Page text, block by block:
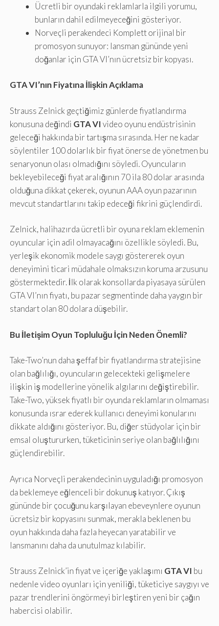
Ücretli bir oyundaki reklamlarla ilgili yorumu,
bunların dahil edilmeyeceğini gösteriyor.
Norveçli perakendeci Komplett orijinal bir
promosyon sunuyor: lansman gününde yeni
doğanlar için GTA VI’nın ücretsiz bir kopyası.
GTA VI’nın Fiyatına İlişkin Açıklama
Strauss Zelnick geçtiğimiz günlerde fiyatlandırma
konusuna değindi GTA VIvideo oyunu endüstrisinin
geleceği hakkında bir tartışma sırasında. Her ne kadar
söylentiler 100 dolarlık bir fiyat önerse de yönetmen bu
senaryonun olası olmadığını söyledi. Oyuncuların
bekleyebileceği fiyat aralığının 70 ila 80 dolar arasında
olduğuna dikkat çekerek, oyunun AAA oyun pazarının
mevcut standartlarını takip edeceği fikrini güçlendirdi.
Zelnick, halihazırda ücretli bir oyuna reklam eklemenin
oyuncular için adil olmayacağını özellikle söyledi. Bu,
yerleşik ekonomik modele saygı göstererek oyun
deneyimini ticari müdahale olmaksızın koruma arzusunu
göstermektedir. İlk olarak konsollarda piyasaya sürülen
GTA VI’nın fiyatı, bu pazar segmentinde daha yaygın bir
standart olan 80 dolara düşebilir.
Bu İletişim Oyun Topluluğu İçin Neden Önemli?
Take-Two’nun daha şeffaf bir fiyatlandırma stratejisine
olan bağlılığı, oyuncuların gelecekteki gelişmelere
ilişkin iş modellerine yönelik algılarını değiştirebilir.
Take-Two, yüksek fiyatlı bir oyunda reklamların olmaması
konusunda ısrar ederek kullanıcı deneyimi konularını
dikkate aldığını gösteriyor. Bu, diğer stüdyolar için bir
emsal oluştururken, tüketicinin seriye olan bağlılığını
güçlendirebilir.
Ayrıca Norveçli perakendecinin uyguladığı promosyon
da beklemeye eğlenceli bir dokunuş katıyor. Çıkış
gününde bir çocuğunu karşılayan ebeveynlere oyunun
ücretsiz bir kopyasını sunmak, merakla beklenen bu
oyun hakkında daha fazla heyecan yaratabilir ve
lansmanını daha da unutulmaz kılabilir.
Strauss Zelnick’in fiyat ve içeriğe yaklaşımı GTA VI bu
nedenle video oyunları için yeniliği, tüketiciye saygıyı ve
pazar trendlerini öngörmeyi birleştiren yeni bir çağın
habercisi olabilir.